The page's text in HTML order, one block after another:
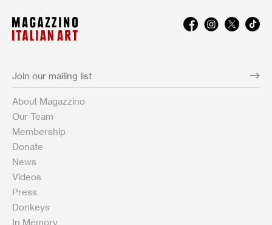
About Magazzino
Our Team
Membership
Donate
News
Videos
Press
Donkeys
In Memory